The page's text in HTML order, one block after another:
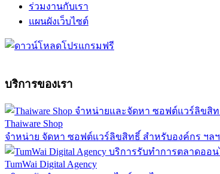
ร่วมงานกับเรา
แผนผังเว็บไซต์
บริการของเรา
Thaiware Shop
จำหน่าย จัดหา ซอฟต์แวร์ลิขสิทธิ์ สำหรับองค์กร ฯลฯ
TumWai Digital Agency